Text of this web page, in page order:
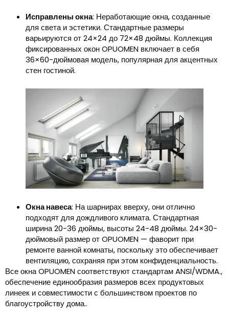
Исправлены окна: Неработающие окна, созданные
для света и эстетики. Стандартные размеры
варьируются от 24×24 до 72×48 дюймы. Коллекция
фиксированных окон OPUOMEN включает в себя
36×60-дюймовая модель, популярная для акцентных
стен гостиной.
Окна навеса: На шарнирах вверху, они отлично
подходят для дождливого климата. Стандартная
ширина 20-36 дюймы, высоты 24-48 дюймы. 24×30-
дюймовый размер от OPUOMEN — фаворит при
ремонте ванной комнаты, поскольку это обеспечивает
вентиляцию, сохраняя при этом конфиденциальность.
Все окна OPUOMEN соответствуют стандартам ANSI/WDMA.,
обеспечение единообразия размеров всех продуктовых
линеек и совместимости с большинством проектов по
благоустройству дома..